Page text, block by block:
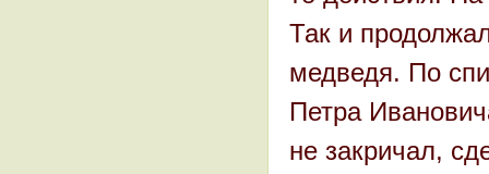
Так и
медведя. По
Петра
не закричал,